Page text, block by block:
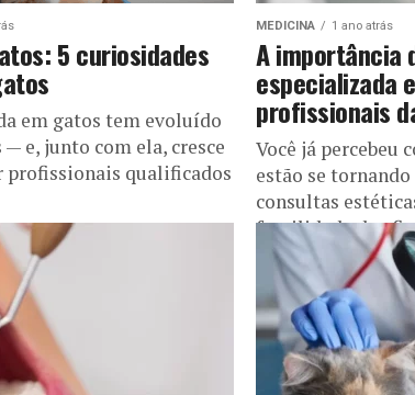
5 curiosidades
em gatos tem evoluído
e, junto com ela, cresce
profissionais qualificados
MEDICINA 1 ano atrás
A importância
especializada
profissionais
Você já percebeu
estão se
consultas
fragilidade dos